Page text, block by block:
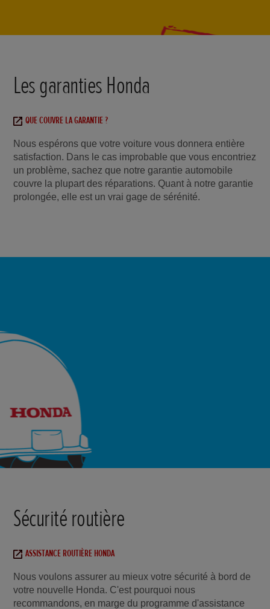
Les garanties Honda
QUE COUVRE LA GARANTIE ?
Nous espérons que votre voiture vous donnera entière
satisfaction. Dans le cas improbable que vous encontriez
un problème, sachez que notre garantie automobile
couvre la plupart des réparations. Quant à notre garantie
prolongée, elle est un vrai gage de sérénité.
Sécurité routière
ASSISTANCE ROUTIÈRE HONDA
Nous voulons assurer au mieux votre sécurité à bord de
votre nouvelle Honda. C'est pourquoi nous
recommandons, en marge du programme d'assistance